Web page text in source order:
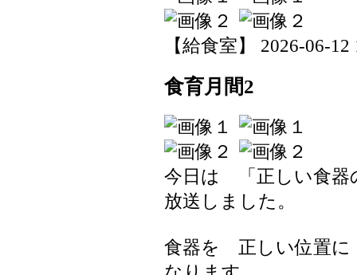
【給食室】 2026-06-
食育月間2
今日は 「正しい食
放送しました。
食器を 正しい位置